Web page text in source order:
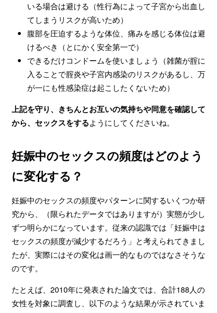
いる場合は避ける（性行為によって子宮から出血し
てしまうリスクが高いため）
腹部を圧迫するような体位、痛みを感じる体位は避
けるべき（とにかく安全第一で）
できるだけコンドームを使いましょう（雑菌が腟に
入ることで腟炎や子宮内感染のリスクがあるし、万
が一にも性感染症は起こしたくないため）
上記を守り、きちんとお互いの気持ちや同意を確認して
から、セックスをするようにしてくださいね。
妊娠中のセックスの頻度はどのよう
に変化する？
妊娠中のセックスの頻度やパターンに関するいくつか研
究から、（限られたデータではありますが）実態が少し
ずつ明らかになっています。従来の認識では「妊娠中は
セックスの頻度が減少するだろう」と考えられてきまし
たが、実際にはその変化は画一的なものではなさそうな
のです。
たとえば、2010年に発表された論文では、合計188人の
女性を対象に調査し、以下のような結果が示されていま